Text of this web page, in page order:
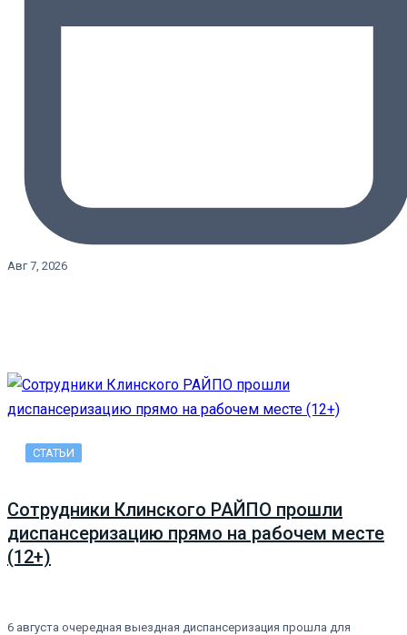
Авг 7, 2026
СТАТЬИ
Сотрудники Клинского РАЙПО прошли
диспансеризацию прямо на рабочем месте
(12+)
6 августа очередная выездная диспансеризация прошла для